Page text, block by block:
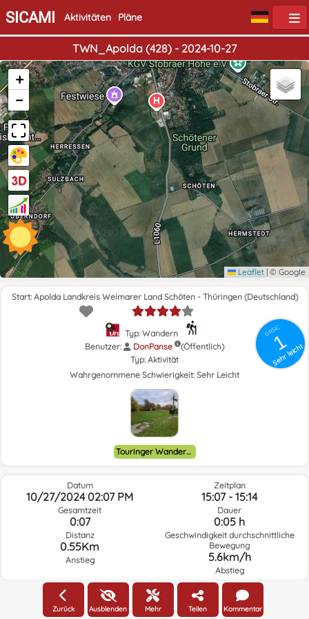
SICAMI Aktivitäten Pläne
TWN_Apolda (428) - 2024-10-27
+
−
Leaflet | © Google
GRSIC
1
Sehr leicht
Start: Apolda Landkreis Weimarer Land Schöten - Thüringen (Deutschland)
Typ: Wandern
Benutzer:
DonPanse
(Öffentlich)
Typ: Aktivität
Wahrgenommene Schwierigkeit: Sehr Leicht
Touringer Wandernadel
Datum
10/27/2024 02:07 PM
Gesamtzeit
0:07
Distanz
0.55Km
Anstieg
Zeitplan
15:07 - 15:14
Dauer
0:05 h
Geschwindigkeit durchschnittliche
Bewegung
5.6km/h
Abstieg
Wetter am Tag der Route und ausgewählte Zeit
Zurück Ausblenden Mehr Teilen Kommentar